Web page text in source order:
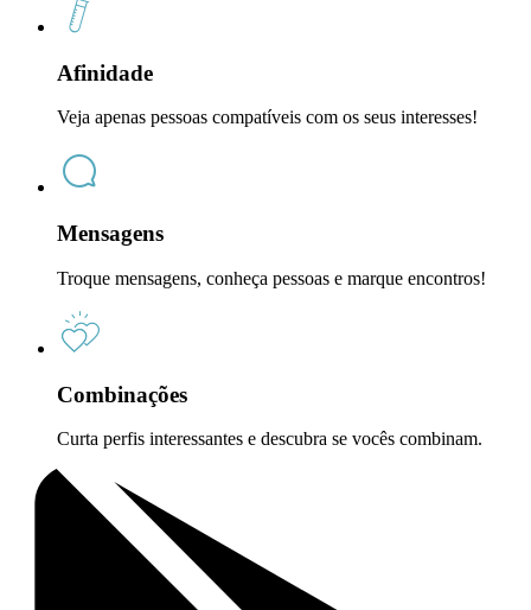
Afinidade
Veja apenas pessoas compatíveis com os seus interesses!
Mensagens
Troque mensagens, conheça pessoas e marque encontros!
Combinações
Curta perfis interessantes e descubra se vocês combinam.